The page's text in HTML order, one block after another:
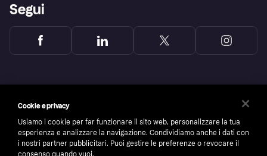
Segui
Cookie e privacy
Usiamo i cookie per far funzionare il sito web, personalizzare la tua
esperienza e analizzare la navigazione. Condividiamo anche i dati con
i nostri partner pubblicitari. Puoi gestire le preferenze o revocare il
consenso quando vuoi.